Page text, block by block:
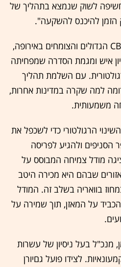
לשוק שנמצא בתהליך של
הזמן להיכנס להשקעה".
גרמניה נחשבת לשוק ה-CBD הגדולים והצומחים באירופה,
של כ-83 מיליון איש ומגמת הסדרה שמפחיתה
עם השלמת תהליך
למה שקרה במדינות אחרות,
משמעותית.
הרגולטורי כדי לשכפל את
ולהגיע לפריסה
מודל צמיחה המבוסס על
שבהם היא מכירה היטב
בוואריה בשלב זה. המודל
על המאזן, תוך שמירה על
מנכ"ל בעל ניסיון של עשרות
לצידו פועל גםיורן